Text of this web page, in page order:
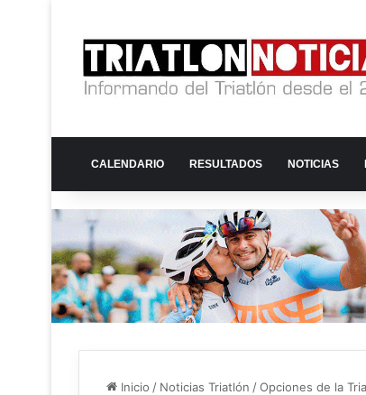
CALENDARIO RESULTADOS NOTICIAS
Inicio / Noticias Triatlón /Opciones de la